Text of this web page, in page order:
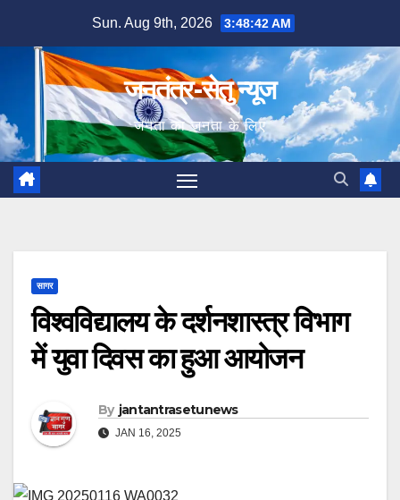
content
Sun. Aug 9th, 2026 3:48:43 AM
जनतंत्र-सेतु न्यूज
जनता का जनता के लिए
सागर
विश्वविद्यालय के दर्शनशास्त्र विभाग
में युवा दिवस का हुआ आयोजन
By jantantrasetunews
JAN 16, 2025